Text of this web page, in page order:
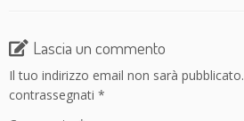
Lascia un commento
Il tuo indirizzo email non sarà pubblicato.
contrassegnati *